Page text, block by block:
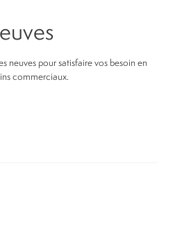
neuves pour satisfaire vos besoin en
commerciaux.